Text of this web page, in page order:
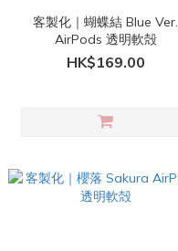
客製化｜蝴蝶結 Blue Ver.
AirPods 透明軟殻
HK$169.00